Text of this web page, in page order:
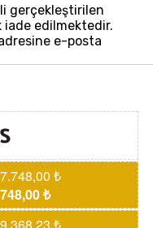
gerçekleştirilen
iade edilmektedir.
e-posta
₺
₺